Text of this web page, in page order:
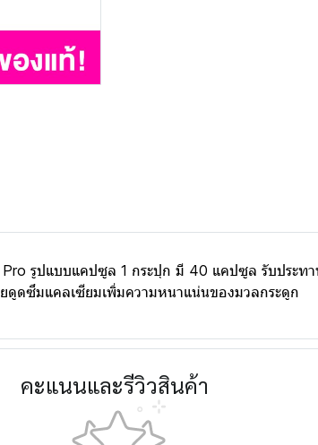
รูปแบบแคปซูล 1 กระปุก มี 40 แคปซูล รับประท
ดซึมแคลเซียมเพิ่มความหนาแน่นของมวลกระดูก
คะแนนและรีวิวสินค้า